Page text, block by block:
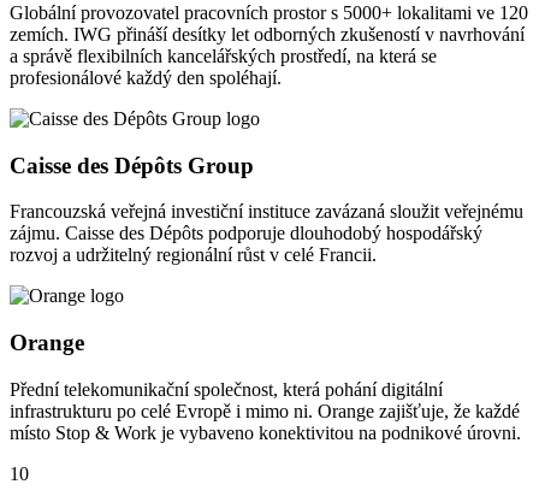
Globální provozovatel pracovních prostor s 5000+ lokalitami ve 120
zemích. IWG přináší desítky let odborných zkušeností v navrhování
a správě flexibilních kancelářských prostředí, na která se
profesionálové každý den spoléhají.
Caisse des Dépôts Group
Francouzská veřejná investiční instituce zavázaná sloužit veřejnému
zájmu. Caisse des Dépôts podporuje dlouhodobý hospodářský
rozvoj a udržitelný regionální růst v celé Francii.
Orange
Přední telekomunikační společnost, která pohání digitální
infrastrukturu po celé Evropě i mimo ni. Orange zajišťuje, že každé
místo Stop & Work je vybaveno konektivitou na podnikové úrovni.
10